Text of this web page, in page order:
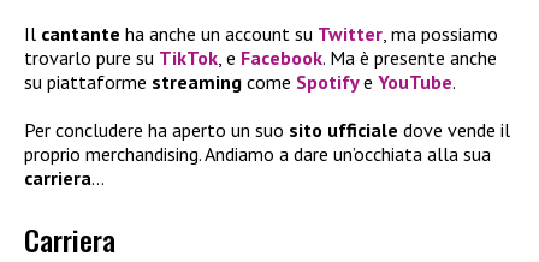
Il cantante ha anche un account su Twitter, ma possiamo
trovarlo pure su TikTok, e Facebook. Ma è presente anche
su piattaforme streaming come Spotifye YouTube.
Per concludere ha aperto un suo sito ufficiale dove vende il
proprio merchandising. Andiamo a dare un’occhiata alla sua
carriera…
Carriera